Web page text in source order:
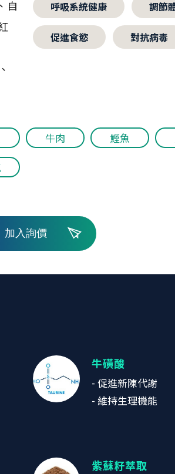
自
呼吸系統健康 調節
促進食慾 對抗病毒
牛肉 鰹魚
加入詢價
牛磺酸
- 促進新陳代謝
- 維持生理機能
紫蘇籽萃取